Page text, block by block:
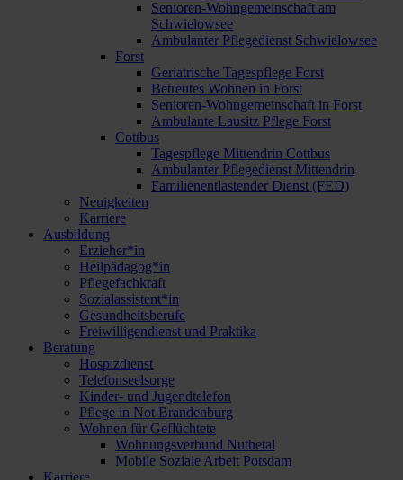
Senioren-Wohngemeinschaft am
Schwielowsee
Ambulanter Pflegedienst Schwielowsee
Forst
Geriatrische Tagespflege Forst
Betreutes Wohnen in Forst
Senioren-Wohngemeinschaft in Forst
Ambulante Lausitz Pflege Forst
Cottbus
Tagespflege Mittendrin Cottbus
Ambulanter Pflegedienst Mittendrin
Familienentlastender Dienst (FED)
Neuigkeiten
Karriere
Ausbildung
Erzieher*in
Heilpädagog*in
Pflegefachkraft
Sozialassistent*in
Gesundheitsberufe
Freiwilligendienst und Praktika
Beratung
Hospizdienst
Telefonseelsorge
Kinder- und Jugendtelefon
Pflege in Not Brandenburg
Wohnen für Geflüchtete
Wohnungsverbund Nuthetal
Mobile Soziale Arbeit Potsdam
Karriere